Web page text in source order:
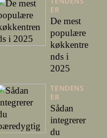
ER
De mest
populære
køkkentre
nds i
2025
TENDENS
ER
Sådan
integrerer
du